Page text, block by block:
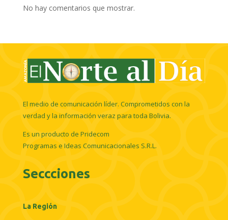
No hay comentarios que mostrar.
El medio de comunicación líder. Comprometidos con la
verdad y la información veraz para toda Bolivia.
Es un producto de Pridecom
Programas e Ideas Comunicacionales S.R.L.
Seccciones
La Región